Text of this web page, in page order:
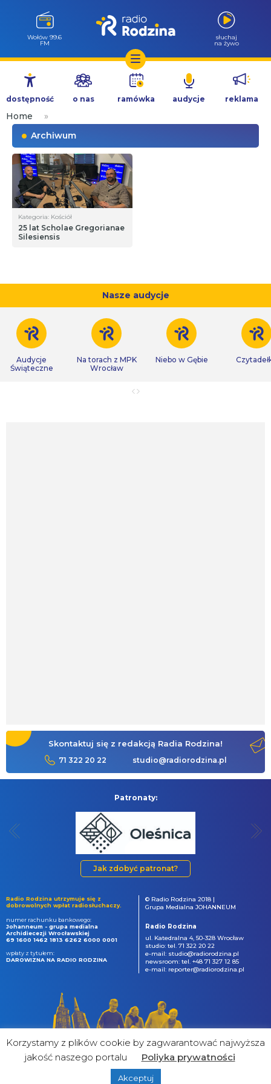
Przejdź
treści
Wołów 99.6
FM
słuchaj
na żywo
dostępność o nas ramówka audycje reklama
Home
»
Archiwum
Kategoria: Kościół
25 lat Scholae Gregorianae
Silesiensis
Nasze audycje
Audycje
Świąteczne
Na torach z MPK
Wrocław
Niebo w Gębie
Skontaktuj się z redakcją Radia Rodzina!
71 322 20 22 studio@radiorodzina.pl
Patronaty:
Jak zdobyć patronat?
Radio Rodzina utrzymuje się z
dobrowolnych wpłat radiosłuchaczy.
numer rachunku bankowego:
Johanneum - grupa medialna
Archidiecezji Wrocławskiej
69 1600 1462 1813 6262 6000 0001
wpłaty z tytułem:
DAROWIZNA NA RADIO RODZINA
© Radio Rodzina 2018 |
Grupa Medialna JOHANNEUM
Radio Rodzina
ul. Katedralna 4, 50-328 Wrocław
studio: tel. 71 322 20 22
e-mail: studio@radiorodzina.pl
newsroom: tel. +48 71 327 12 85
e-mail: reporter@radiorodzina.pl
&
Korzystamy z plików cookie by zagwarantować najwyższa
jakość naszego portalu
Poliyka prywatności
Akceptuj